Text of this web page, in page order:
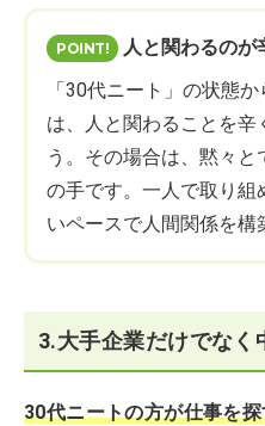
人と関わるのが
「30代ニート」の状態
は、人と関わることを辛
う。その場合は、黙々
の手です。一人で取り組
いペースで人間関係を構
3.大手企業だけでなく
30代ニートの方が仕事を